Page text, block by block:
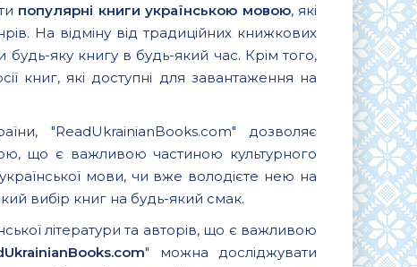
популярні книги українською мовою, які
На відміну від традиційних книжкових
будь-яку книгу в будь-який час. Крім того,
книг, які доступні для завантаження на
"ReadUkrainianBooks.com" дозволяє
що є важливою частиною культурного
мови, чи вже володієте нею на
вибір книг на будь-який смак.
літератури та авторів, що є важливою
" можна досліджувати